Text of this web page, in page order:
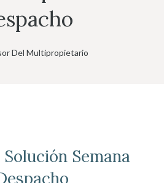
Del Multipropietario
Solución Semana